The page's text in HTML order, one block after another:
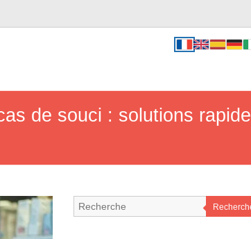
de souci : solutions